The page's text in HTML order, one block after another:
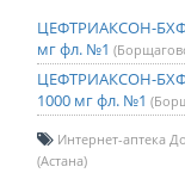
ЦЕФТРИАКСОН-
мг фл. №1
ЦЕФТРИАКСОН-
1000 мг фл. №1
Интернет-аптека
(Астана)